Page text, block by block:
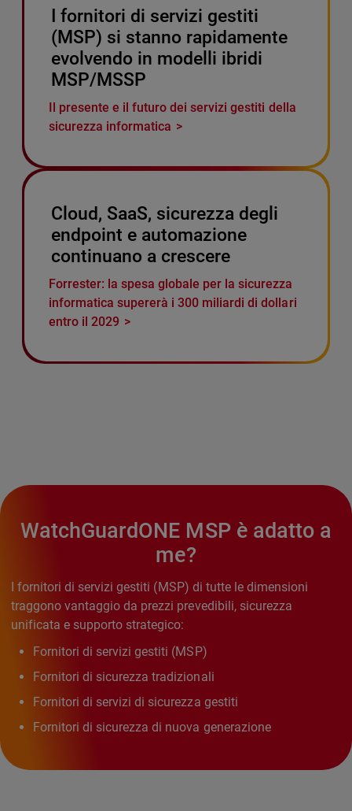
I fornitori di servizi gestiti
(MSP) si stanno rapidamente
evolvendo in modelli ibridi
MSP/MSSP
Il presente e il futuro dei servizi gestiti della
sicurezza informatica
Cloud, SaaS, sicurezza degli
endpoint e automazione
continuano a crescere
Forrester: la spesa globale per la sicurezza
informatica supererà i 300 miliardi di dollari
entro il 2029
WatchGuardONE MSP è adatto a
me?
I fornitori di servizi gestiti (MSP) di tutte le dimensioni
traggono vantaggio da prezzi prevedibili, sicurezza
unificata e supporto strategico:
Fornitori di servizi gestiti (MSP)
Fornitori di sicurezza tradizionali
Fornitori di servizi di sicurezza gestiti
Fornitori di sicurezza di nuova generazione